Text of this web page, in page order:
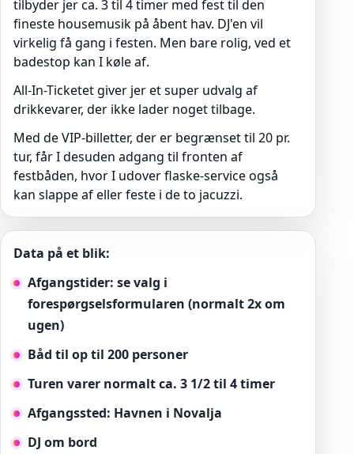
tilbyder jer ca. 3 til 4 timer med fest til den
fineste housemusik på åbent hav. DJ'en vil
virkelig få gang i festen. Men bare rolig, ved et
badestop kan I køle af.
All-In-Ticketet giver jer et super udvalg af
drikkevarer, der ikke lader noget tilbage.
Med de VIP-billetter, der er begrænset til 20 pr.
tur, får I desuden adgang til fronten af
festbåden, hvor I udover flaske-service også
kan slappe af eller feste i de to jacuzzi.
Data på et blik:
Afgangstider: se valg i
forespørgselsformularen (normalt 2x om
ugen)
Båd til op til 200 personer
Turen varer normalt ca. 3 1/2 til 4 timer
Afgangssted: Havnen i Novalja
DJ om bord